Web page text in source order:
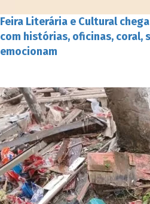
Feira Literária e Cultural
com histórias, oficinas, coral,
emocionam